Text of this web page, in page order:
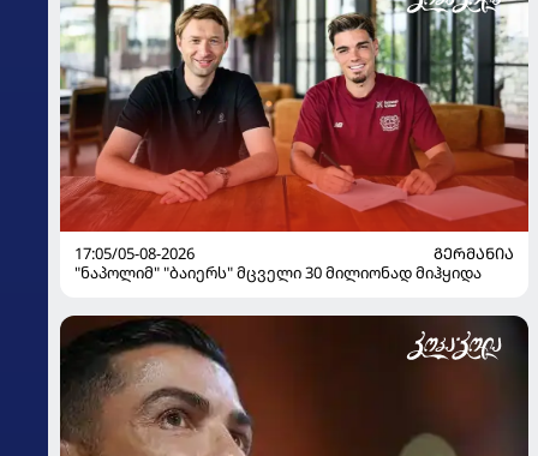
17:05/05-08-2026
ᲒᲔᲠᲛᲐᲜᲘᲐ
"ნაპოლიმ" "ბაიერს" მცველი 30 მილიონად მიჰყიდა